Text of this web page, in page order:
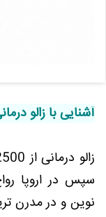
آشنایی با زالو
سپس در اروپا
نوین و در مدرن